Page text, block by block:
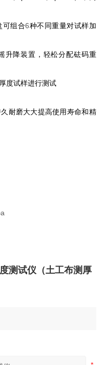
可组合6种不同重量对试样加
升降装置，轻松分配砝码重
度试样进行测试
耐磨大大提高使用寿命和精
测试仪 （土工布测厚